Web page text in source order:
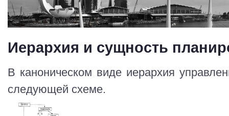
Иерархия и сущность
В каноническом виде иерархия
следующей схеме.